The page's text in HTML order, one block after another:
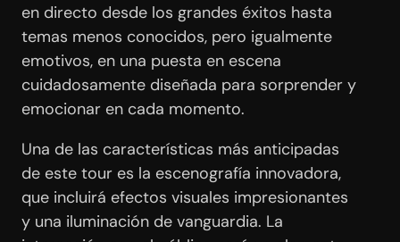
en directo desde los grandes éxitos hasta
temas menos conocidos, pero igualmente
emotivos, en una puesta en escena
cuidadosamente diseñada para sorprender y
emocionar en cada momento.
Una de las características más anticipadas
de este tour es la escenografía innovadora,
que incluirá efectos visuales impresionantes
y una iluminación de vanguardia. La